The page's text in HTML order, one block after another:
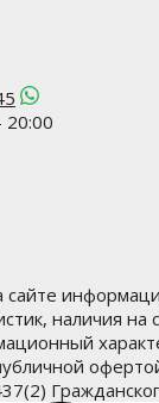
20:00
сайте
наличия на